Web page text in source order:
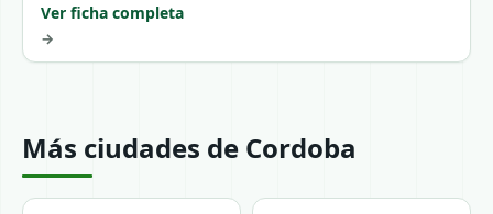
Ver ficha completa
→
Más ciudades de Cordoba